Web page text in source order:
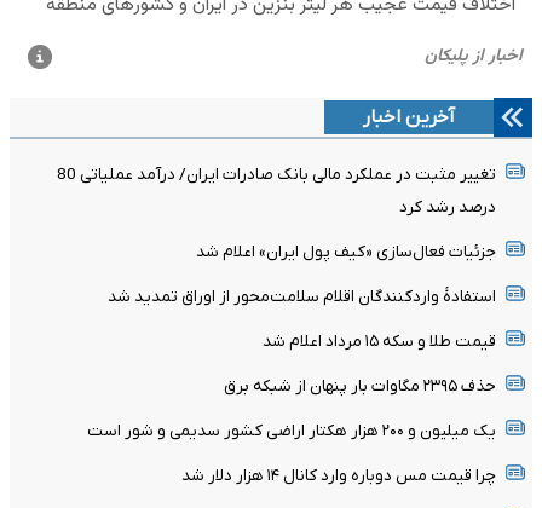
آخرین اخبار
تغییر مثبت در عملکرد مالی بانک صادرات ایران/ درآمد عملیاتی 80
درصد رشد کرد
جزئیات فعال‌سازی «کیف پول ایران» اعلام شد
استفادۀ واردکنندگان اقلام سلامت‌محور از اوراق تمدید شد
قیمت طلا و سکه ۱۵ مرداد اعلام شد
حذف ۲۳۹۵ مگاوات بار پنهان از شبکه برق
یک میلیون و ۲۰۰ هزار هکتار اراضی کشور سدیمی و شور است
چرا قیمت مس دوباره وارد کانال ۱۴ هزار دلار شد